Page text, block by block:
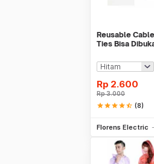
Reusable
Ties Bisa
Rp 2.600
Rp3.000
starstarstarstarstar_half (8)
Florens Electric